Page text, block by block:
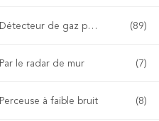
Détecteur de gaz portable (89)
Par le radar de mur (7)
Perceuse à faible bruit (8)